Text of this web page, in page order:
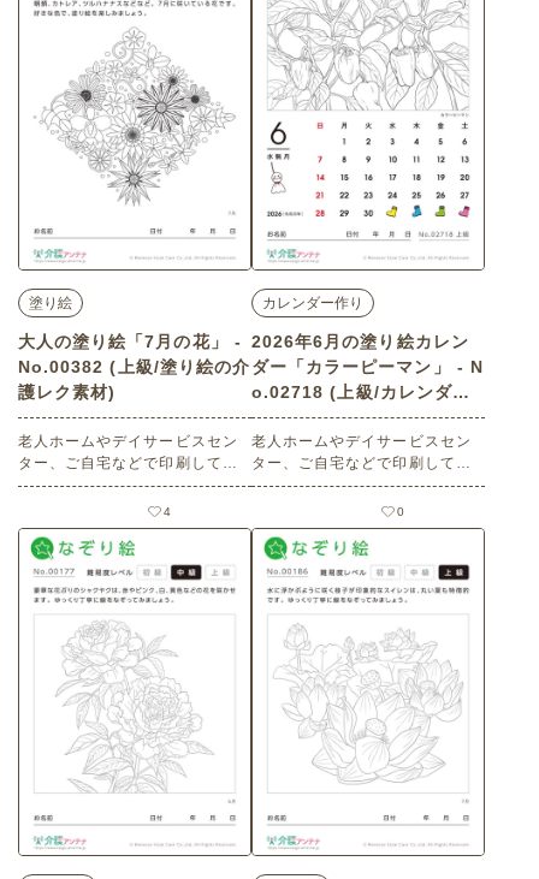
塗り絵
大人の塗り絵「7月の花」 -
No.00382 (上級/塗り絵の介
護レク素材)
老人ホームやデイサービスセン
ター、ご自宅などで印刷してお
使いいただける無料の高齢者向
け介護レク素材（塗り絵・上
級）です。
4
カレンダー作り
2026年6月の塗り絵カレン
ダー「カラーピーマン」 - N
o.02718 (上級/カレンダー
作りの介護レク素材)
老人ホームやデイサービスセン
ター、ご自宅などで印刷してお
使いいただける無料の高齢者向
け介護レク素材 2026年6月の塗
り絵カレンダー「カラーピーマ
ン」（カレンダー作り・上級）
です。 関連キーワード：六月・
水無月・June・６月・パプリ
カ・夏野菜・野菜・カラフル
0